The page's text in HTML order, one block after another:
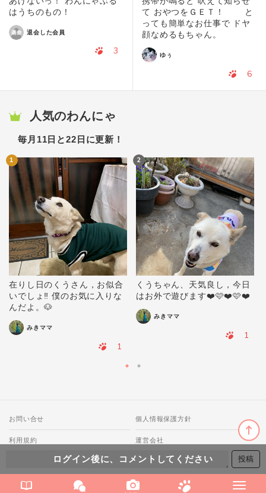
ログイン後に、コメントしてください
はうちのもの！
退会した会員
3
て おやつをＧＥＴ！ と
っても簡単なお仕事で ドヤ
顔なめるもちゃん。
ゆぅ
6
人気のわんにゃ
毎月11日と22日に更新！
1
在りし日のくうさん，お似合
いでしょ‼️ 僕のお気に入りな
んだよ。🐶
みきママ
1
2
くうちゃん、天気良し，今日
はお外で遊びます❤️🩷❤️🩷❤️
みきママ
1
お問い合せ 個人情報保護方針
利用規約 運営会社
© 2018-2026 わんにゃ All Rights Reserved.